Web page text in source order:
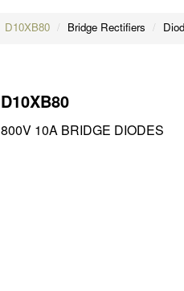
/
Bridge Rectifiers
/
D10XB80
D10XB80
800V 10A BRIDGE DIODES